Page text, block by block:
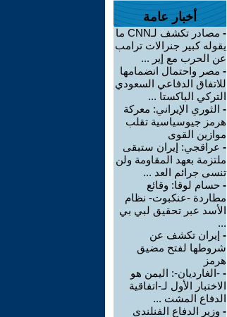
أخبار عامة
-
مصادر تكشف لـCNN ما
يقوله كبير جنرالات ترامب
عن الحرب مع إير ...
- مصر واحتمال انضمامها
للاتفاق الدفاعي السعودي
التركي الباكستا ...
- الثوري الإيراني: معركة
هرمز جيوسياسية تقلب
موازين القوى
- عراقجي: إيران ستبقى
ملتزمة بعهد المقاومة ولن
تنسى جرائم العد ...
- حسام لوقا: وقائع
مطاردة -عنكبوت- نظام
الأسد عبر تحقيق لبي بي
...
- إيران تكشف عن
شروطها لفتح مضيق
هرمز
- -الغارديان-: اليمن هو
الاختبار الأول لـ-اتفاقية
الدفاع المشت ...
- وزير الدفاع الفنلندي